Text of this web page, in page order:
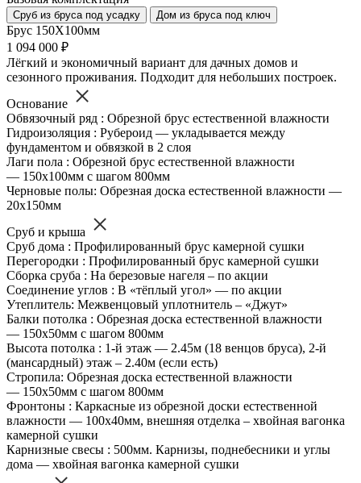
Сруб из бруса под усадку Дом из бруса под ключ
Брус 150Х100мм
1 094 000 ₽
Лёгкий и экономичный вариант для дачных домов и
сезонного проживания. Подходит для небольших построек.
Основание
Обвязочный ряд : Обрезной брус естественной влажности
Гидроизоляция : Рубероид — укладывается между
фундаментом и обвязкой в 2 слоя
Лаги пола : Обрезной брус естественной влажности
— 150х100мм с шагом 800мм
Черновые полы: Обрезная доска естественной влажности —
20х150мм
Сруб и крыша
Сруб дома : Профилированный брус камерной сушки
Перегородки : Профилированный брус камерной сушки
Сборка сруба : На березовые нагеля – по акции
Соединение углов : В «тёплый угол» — по акции
Утеплитель: Межвенцовый уплотнитель – «Джут»
Балки потолка : Обрезная доска естественной влажности
— 150х50мм с шагом 800мм
Высота потолка : 1-й этаж — 2.45м (18 венцов бруса), 2-й
(мансардный) этаж – 2.40м (если есть)
Стропила: Обрезная доска естественной влажности
— 150х50мм с шагом 800мм
Фронтоны : Каркасные из обрезной доски естественной
влажности — 100х40мм, внешняя отделка – хвойная вагонка
камерной сушки
Карнизные свесы : 500мм. Карнизы, поднебесники и углы
дома — хвойная вагонка камерной сушки